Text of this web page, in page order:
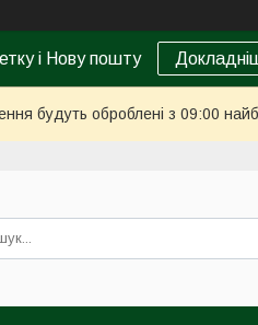
і Нову пошту
будуть оброблені з 09:00